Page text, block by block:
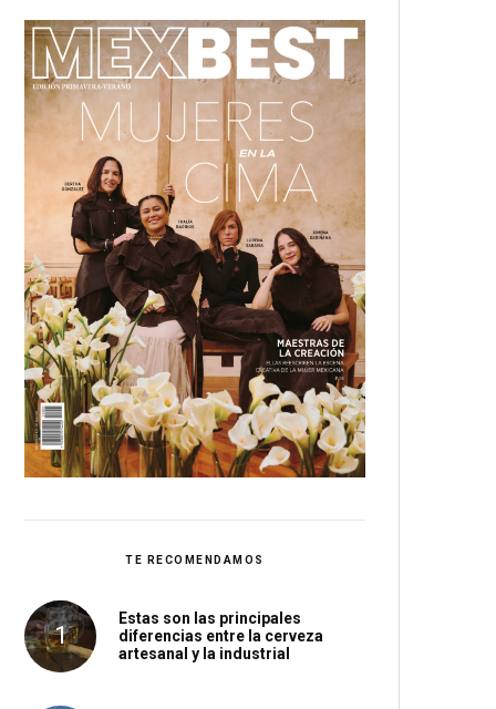
TE RECOMENDAMOS
Estas son las principales
diferencias entre la cerveza
artesanal y la industrial